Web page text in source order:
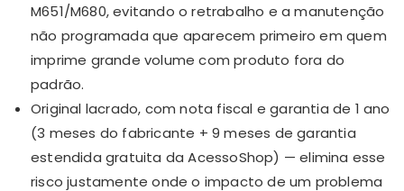
M651/M680, evitando o retrabalho e a manutenção
não programada que aparecem primeiro em quem
imprime grande volume com produto fora do
padrão.
Original lacrado, com nota fiscal e garantia de 1 ano
(3 meses do fabricante + 9 meses de garantia
estendida gratuita da AcessoShop) — elimina esse
risco justamente onde o impacto de um problema